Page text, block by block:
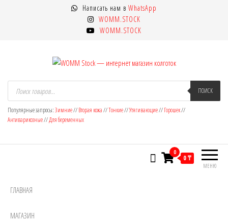
Написать нам в WhatsApp
WOMM.STOCK
WOMM.STOCK
WOMM Stock — интернет магазин
колготок
Колготки MANZI, Naja Street тонкие,
фантазийные, чулки, лосины
Поиск
товаров ПОИСК
Популярные запросы:Зимние//Вторая кожа//Тонкие//Утягивающие//Горошек//
Антиварикозные//Для беременных
МЕНЮ
0
0 ₸
ГЛАВНАЯ
МАГАЗИН